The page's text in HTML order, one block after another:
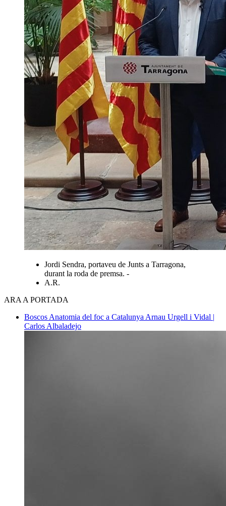
Jordi Sendra, portaveu de Junts a Tarragona,
durant la roda de premsa. -
A.R.
ARA A PORTADA
Boscos Anatomia del foc a Catalunya Arnau Urgell i Vidal |
Carlos Albaladejo